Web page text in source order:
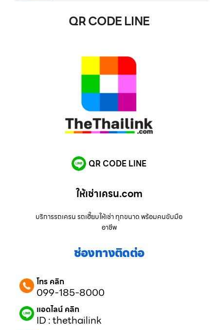
QR CODE LINE
QR CODE LINE
ให้เช่าเครน.com
บริการรถเครน รถเฮี๊ยบให้เช่า ทุกขนาด พร้อมคนขับมือ
อาชีพ
ช่องทางติดต่อ
โทร คลิก
099-185-8000
แอดไลน์ คลิก
ID : thethailink